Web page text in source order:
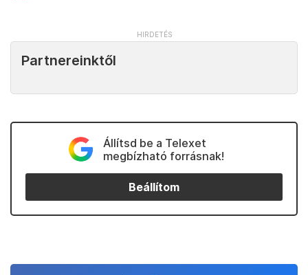
Partnereinktől
Állítsd be a Telexet
megbízható forrásnak!
Beállítom